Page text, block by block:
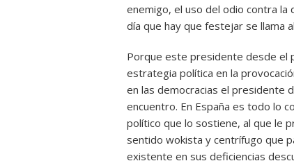
enemigo, el uso del odio contra la
día que hay que festejar se llama
Porque este presidente desde el
estrategia política en la
en las democracias el presidente
encuentro. En España es todo lo
político que lo sostiene, al que le
sentido wokista y centrífugo que
existente en sus deficiencias